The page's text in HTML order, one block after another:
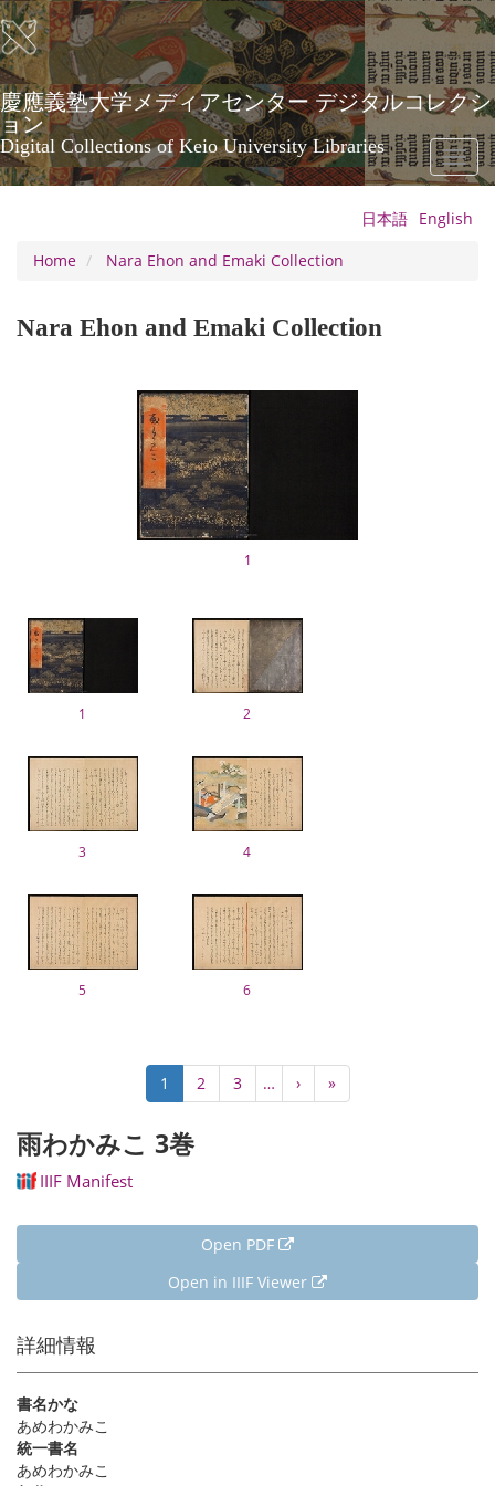
Skip
to
main
content
慶應義塾大学メディアセンター デジタルコレクシ
ョン
Digital Collections of Keio University Libraries
Toggle
日本語 English
Home
Nara Ehon and Emaki Collection
Nara Ehon and Emaki Collection
1
1 2
3 4
5 6
Current
page
1 Page
2 Page
3 …
Next
page
›
Last
page
»
雨わかみこ 3巻
IIIF Manifest
Open PDF
Open in IIIF Viewer
詳細情報
書名かな
あめわかみこ
統一書名
あめわかみこ